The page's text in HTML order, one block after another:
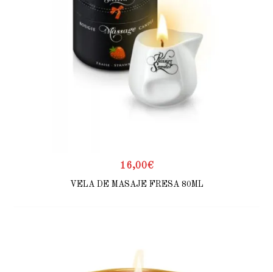
16,00€
VELA DE MASAJE FRESA 80ML